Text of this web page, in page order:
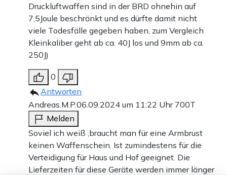
Druckluftwaffen sind in der BRD ohnehin auf
7,5Joule beschränkt und es dürfte damit nicht
viele Todesfälle gegeben haben, zum Vergleich
Kleinkaliber geht ab ca. 40J los und 9mm ab ca.
250J)
0
Antworten
Andreas.M.P.06.09.2024 um 11:22 Uhr 700T
Melden
Soviel ich weiß ,braucht man für eine Armbrust
keinen Waffenschein. Ist zumindestens für die
Verteidigung für Haus und Hof geeignet. Die
Lieferzeiten für diese Geräte werden immer länger